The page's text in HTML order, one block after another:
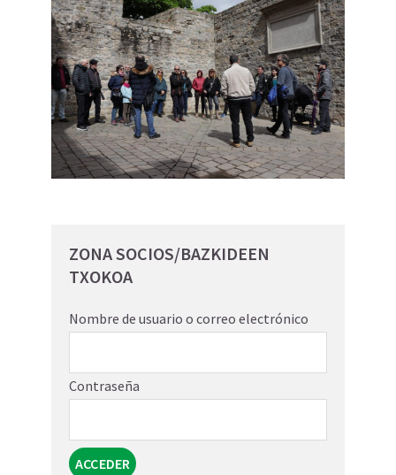
ZONA SOCIOS/BAZKIDEEN
TXOKOA
Nombre de usuario o correo electrónico
Contraseña